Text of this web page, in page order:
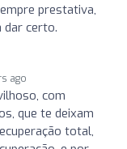
prestativa,
dar certo.
ago
com
que te deixam
total,